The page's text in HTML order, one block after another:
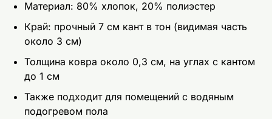
Mатериал: 80% хлопок, 20% полиэстер
Край: прочный 7 см кант в тон (видимая часть
около 3 см)
Толщина ковра около 0,3 см, на углах с кантом
до 1 см
Также подходит для помещений с водяным
подогревом пола